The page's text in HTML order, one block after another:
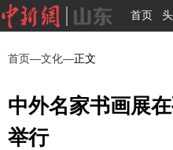
首页
首页—文化—正文
中外名家书画展
举行